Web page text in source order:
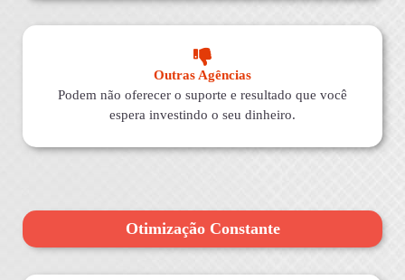
Outras Agências
Podem não oferecer o suporte e resultado que você
espera investindo o seu dinheiro.
Otimização Constante